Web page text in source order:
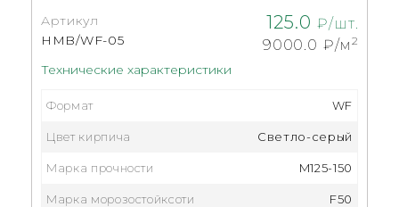
125.0 ₽/шт.
9000.0 ₽/м2
Технические характеристики
Артикул
HMB/WF-05
Формат WF
Цвет кирпича Светло-серый
Марка прочности M125-150
Марка морозостойксоти F50